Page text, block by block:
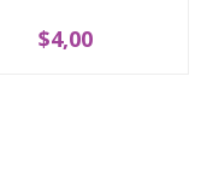
$4,00